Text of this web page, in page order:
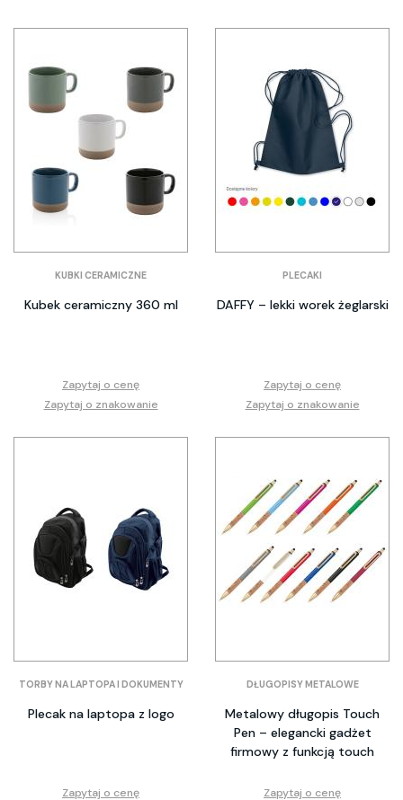
KUBKI CERAMICZNE
Kubek ceramiczny 360 ml
Zapytaj o cenę
Zapytaj o znakowanie
PLECAKI
DAFFY – lekki worek żeglarski
Zapytaj o cenę
Zapytaj o znakowanie
TORBY NA LAPTOPA I DOKUMENTY
Plecak na laptopa z logo
Zapytaj o cenę
DŁUGOPISY METALOWE
Metalowy długopis Touch
Pen – elegancki gadżet
firmowy z funkcją touch
Zapytaj o cenę